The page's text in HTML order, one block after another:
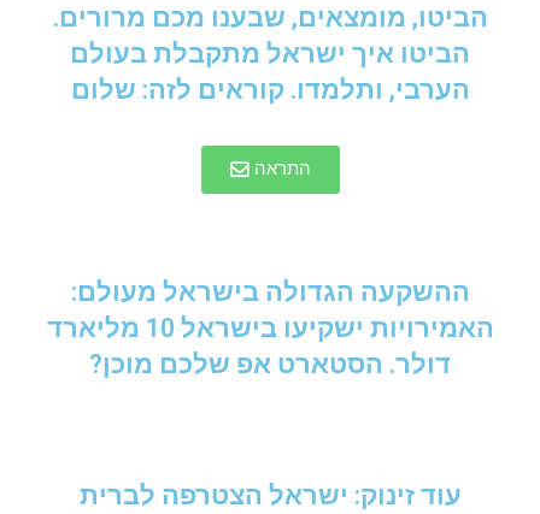
הביטו, מומצאים, שבענו מכם מרורים.
הביטו איך ישראל מתקבלת בעולם
הערבי, ותלמדו. קוראים לזה: שלום
התראה
ההשקעה הגדולה בישראל מעולם:
האמירויות ישקיעו בישראל 10 מליארד
דולר. הסטארט אפ שלכם מוכן?
עוד זינוק: ישראל הצטרפה לברית